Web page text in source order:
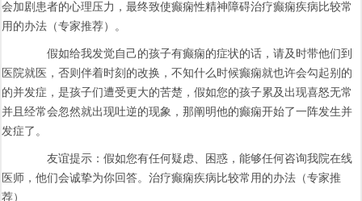
会加剧患者的心理压力，最终致使癫痫性精神障碍治疗癫痫疾病比较常
用的办法（专家推荐）。
假如给我发觉自己的孩子有癫痫的症状的话，请及时带他们到
医院就医，否则伴着时刻的改换，不知什么时候癫痫就也许会勾起别的
的并发症，是孩子们遭受更大的苦楚，假如您的孩子累及出现喜怒无常
并且经常会忽然就出现吐逆的现象，那阐明他的癫痫开始了一阵发生并
发症了。
友谊提示：假如您有任何疑虑、困惑，能够任何咨询我院在线
医师，他们会诚挚为你回答。治疗癫痫疾病比较常用的办法（专家推
荐）